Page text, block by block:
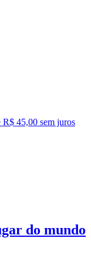
R$ 45,00 sem juros
do mundo